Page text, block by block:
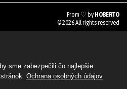
From ♡ by HOBERTO
© 2026 All rights reserved
sme zabezpečili čo najlepšie
Ochrana osobných údajov